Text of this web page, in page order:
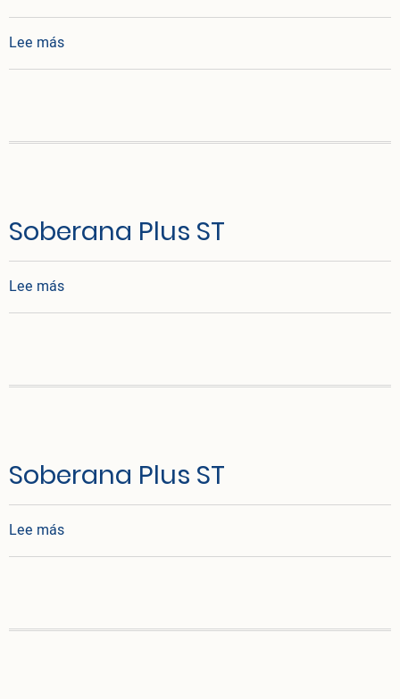
Lee mássobre Soberana Plus
Soberana Plus ST
Lee mássobre Soberana Plus ST
Soberana Plus ST
Lee mássobre Soberana Plus ST